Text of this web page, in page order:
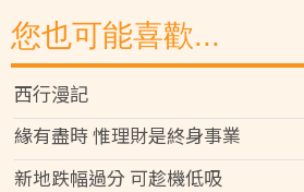
您也可能喜歡...
西行漫記
緣有盡時 惟理財是終身事業
新地跌幅過分 可趁機低吸